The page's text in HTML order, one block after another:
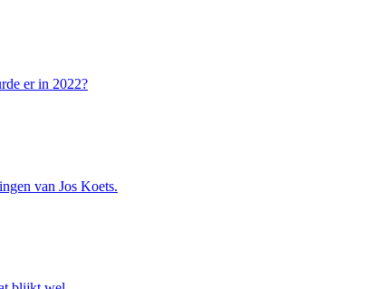
er in 2022?
van Jos Koets.